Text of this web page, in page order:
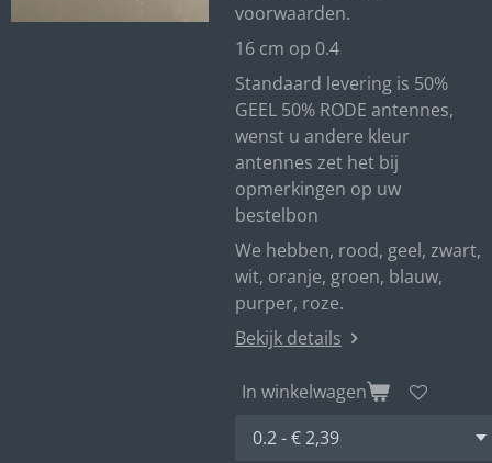
voorwaarden.
16 cm op 0.4
Standaard levering is 50%
GEEL 50% RODE antennes,
wenst u andere kleur
antennes zet het bij
opmerkingen op uw
bestelbon
We hebben, rood, geel, zwart,
wit, oranje, groen, blauw,
purper, roze.
Bekijk details
In winkelwagen